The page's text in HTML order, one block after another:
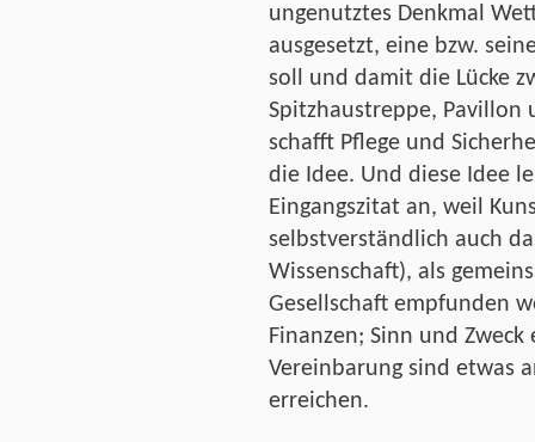
ungenutztes Denkmal
ausgesetzt, eine bzw.
soll und damit die Lücke
Spitzhaustreppe, Pavillon
schafft Pflege und
die Idee. Und diese Idee
Eingangszitat an, weil
selbstverständlich auch
Wissenschaft), als
Gesellschaft empfunden
Finanzen; Sinn und
Vereinbarung sind etwas
erreichen.